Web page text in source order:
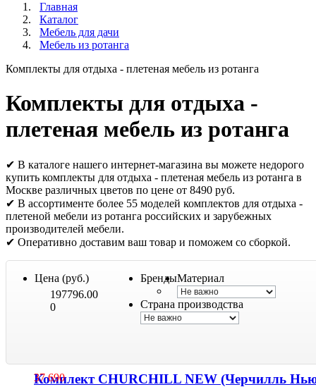
Главная
Каталог
Мебель для дачи
Мебель из ротанга
Комплекты для отдыха - плетеная мебель из ротанга
Комплекты для отдыха -
плетеная мебель из ротанга
✔ В каталоге нашего интернет-магазина вы можете недорого
купить комплекты для отдыха - плетеная мебель из ротанга в
Москве различных цветов по цене от 8490 руб.
✔ В ассортименте более 55 моделей комплектов для отдыха -
плетеной мебели из ротанга российских и зарубежных
производителей мебели.
✔ Оперативно доставим ваш товар и поможем со сборкой.
Цена (руб.)
197796.00
0
БрендыМатериал
Страна производства
Комплект CHURCHILL NEW (Черчилль
37 690